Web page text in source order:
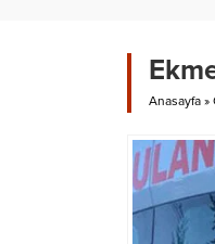
Anasayfa »